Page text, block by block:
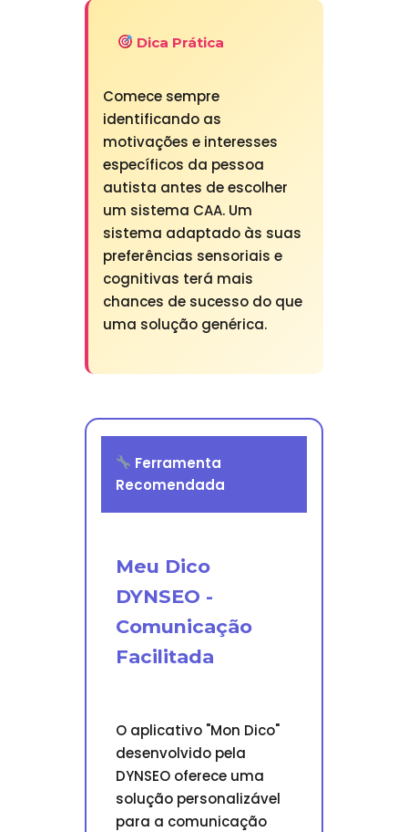
Dica Prática
Comece sempre
identificando as
motivações e interesses
específicos da pessoa
autista antes de escolher
um sistema CAA. Um
sistema adaptado às suas
preferências sensoriais e
cognitivas terá mais
chances de sucesso do que
uma solução genérica.
Ferramenta
Recomendada
Meu Dico
DYNSEO -
Comunicação
Facilitada
O aplicativo "Mon Dico"
desenvolvido pela
DYNSEO oferece uma
solução personalizável
para a comunicação